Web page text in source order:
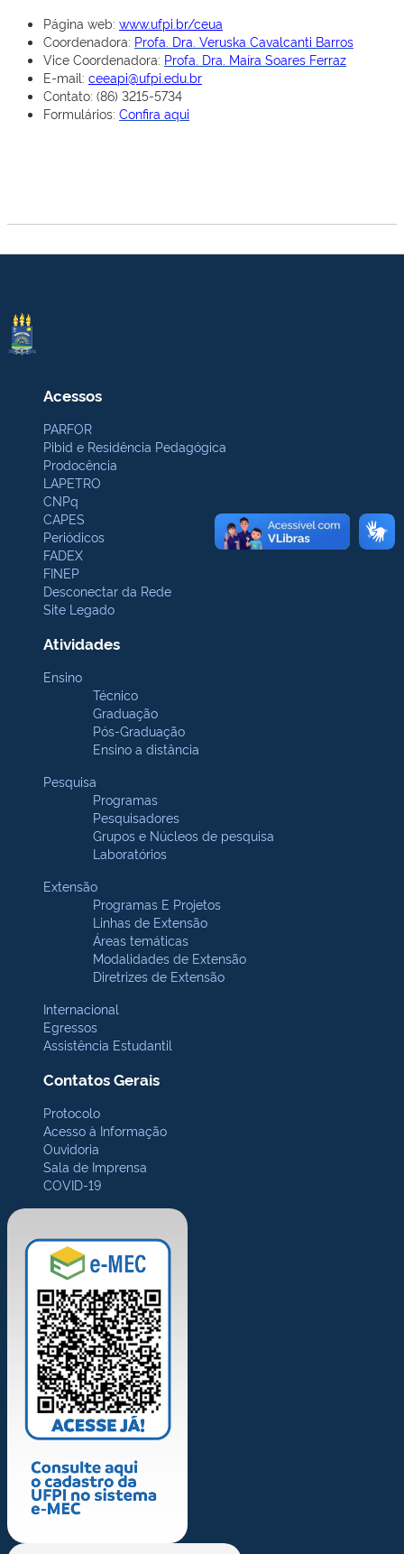
Página web: www.ufpi.br/ceua
Coordenadora: Profa. Dra. Veruska Cavalcanti Barros
Vice Coordenadora: Profa. Dra. Maíra Soares Ferraz
E-mail: ceeapi@ufpi.edu.br
Contato: (86) 3215-5734
Formulários: Confira aqui
Acessos
PARFOR
Pibid e Residência Pedagógica
Prodocência
LAPETRO
CNPq
CAPES
Periódicos
FADEX
FINEP
Desconectar da Rede
Site Legado
Atividades
Ensino
Técnico
Graduação
Pós-Graduação
Ensino a distância
Pesquisa
Programas
Pesquisadores
Grupos e Núcleos de pesquisa
Laboratórios
Extensão
Programas E Projetos
Linhas de Extensão
Áreas temáticas
Modalidades de Extensão
Diretrizes de Extensão
Internacional
Egressos
Assistência Estudantil
Contatos Gerais
Protocolo
Acesso à Informação
Ouvidoria
Sala de Imprensa
COVID-19